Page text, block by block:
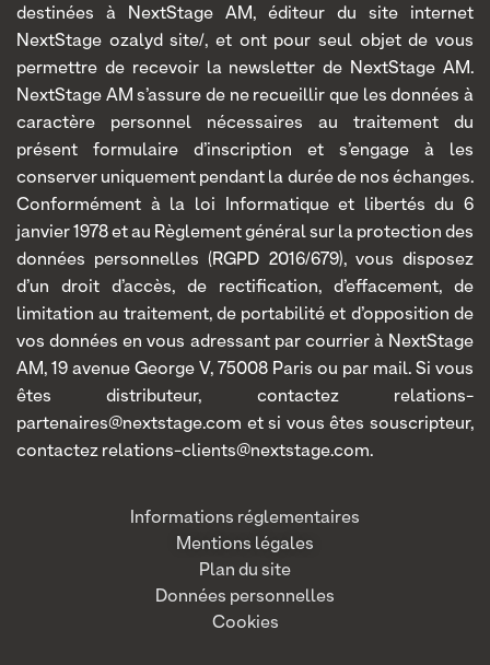
destinées à NextStage AM, éditeur du site internet
NextStage ozalyd site/, et ont pour seul objet de vous
permettre de recevoir la newsletter de NextStage AM.
NextStage AM s’assure de ne recueillir que les données à
caractère personnel nécessaires au traitement du
présent formulaire d’inscription et s’engage à les
conserver uniquement pendant la durée de nos échanges.
Conformément à la loi Informatique et libertés du 6
janvier 1978 et au Règlement général sur la protection des
données personnelles (RGPD 2016/679), vous disposez
d’un droit d’accès, de rectification, d’effacement, de
limitation au traitement, de portabilité et d’opposition de
vos données en vous adressant par courrier à NextStage
AM, 19 avenue George V, 75008 Paris ou par mail. Si vous
êtes distributeur, contactez relations-
partenaires@nextstage.com et si vous êtes souscripteur,
contactez relations-clients@nextstage.com.
Informations réglementaires
Mentions légales
Plan du site
Données personnelles
Cookies